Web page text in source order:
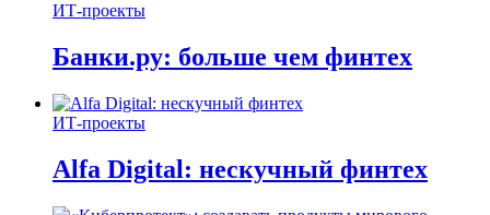
ИТ-проекты
Банки.ру: больше чем финтех
ИТ-проекты
Alfa Digital: нескучный финтех